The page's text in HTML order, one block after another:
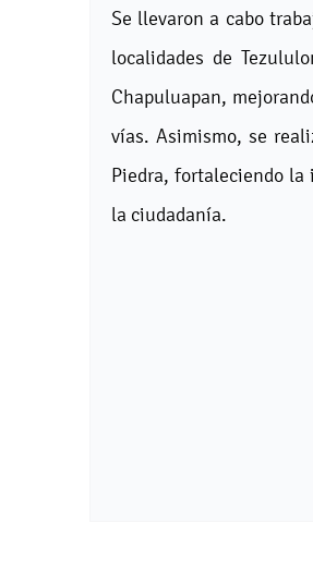
Se llevaron a cabo
localidades de
Chapuluapan,
vías. Asimismo, se
Piedra, fortaleciendo la
la ciudadanía.